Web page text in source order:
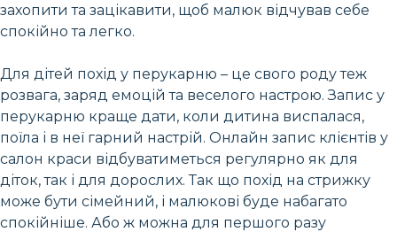
захопити та зацікавити, щоб малюк відчував себе
спокійно та легко.
Для дітей похід у перукарню – це свого роду теж
розвага, заряд емоцій та веселого настрою. Запис у
перукарню краще дати, коли дитина виспалася,
поїла і в неї гарний настрій. Онлайн запис клієнтів у
салон краси відбуватиметься регулярно як для
діток, так і для дорослих. Так що похід на стрижку
може бути сімейний, і малюкові буде набагато
спокійніше. Або ж можна для першого разу